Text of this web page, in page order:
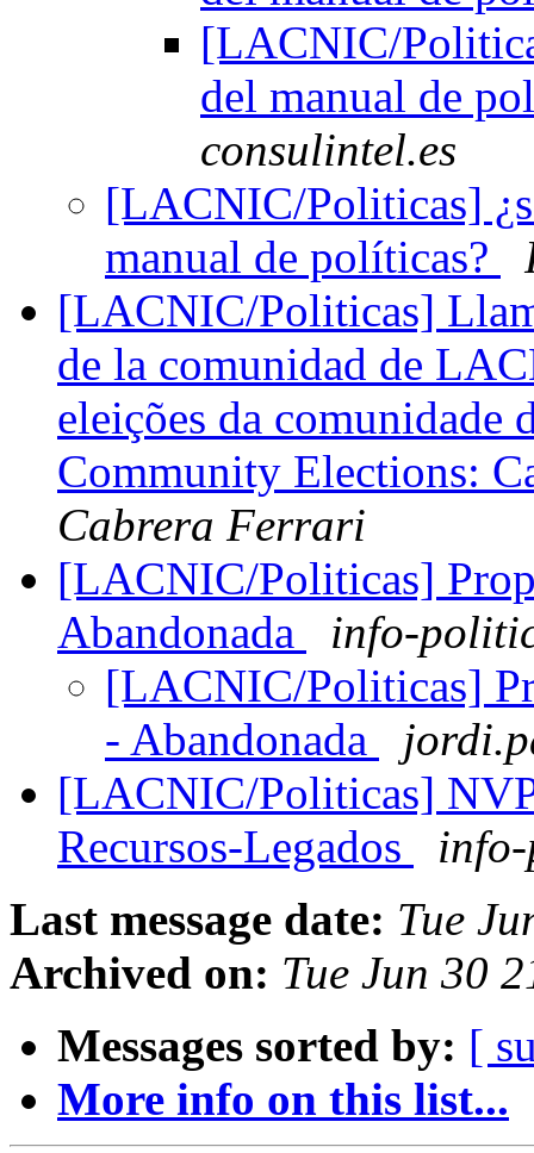
[LACNIC/
del manual de
consulintel.es
[LACNIC/Politicas]
manual de políticas?
[LACNIC/Politicas]
de la comunidad de
eleições da
Community Elections:
Cabrera Ferrari
[LACNIC/Politicas]
Abandonada
info-
[LACNIC/Politicas]
- Abandonada
[LACNIC/Politicas]
Recursos-Legados
Last message date: Tue
Archived on: Tue Jun 30
Messages sorted by: [
More info on this list...